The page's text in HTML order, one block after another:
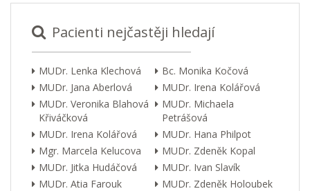
Pacienti nejčastěji hledají
MUDr. Lenka Klechová
Bc. Monika Kočová
MUDr. Jana Aberlová
MUDr. Irena Kolářová
MUDr. Veronika Blahová
Křiváčková
MUDr. Michaela
Petrášová
MUDr. Irena Kolářová
MUDr. Hana Philpot
Mgr. Marcela Kelucova
MUDr. Zdeněk Kopal
MUDr. Jitka Hudáčová
MUDr. Ivan Slavík
MUDr. Atia Farouk
MUDr. Zdeněk Holoubek